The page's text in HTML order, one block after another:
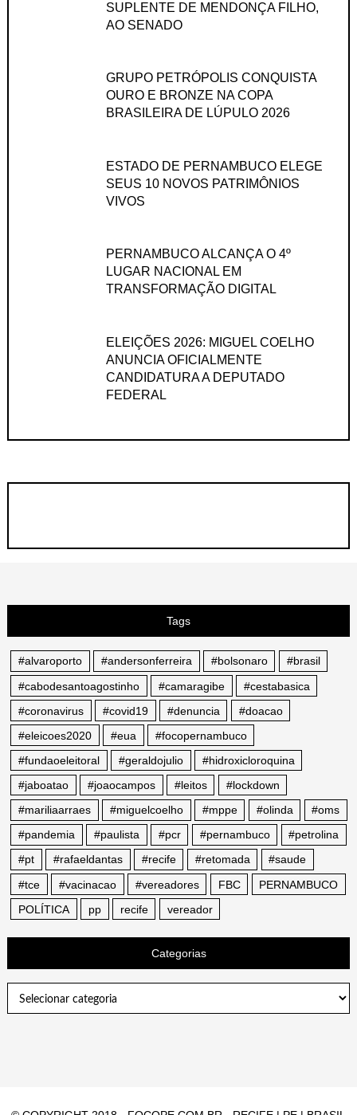
SUPLENTE DE MENDONÇA FILHO,
AO SENADO
GRUPO PETRÓPOLIS CONQUISTA
OURO E BRONZE NA COPA
BRASILEIRA DE LÚPULO 2026
ESTADO DE PERNAMBUCO ELEGE
SEUS 10 NOVOS PATRIMÔNIOS
VIVOS
PERNAMBUCO ALCANÇA O 4º
LUGAR NACIONAL EM
TRANSFORMAÇÃO DIGITAL
ELEIÇÕES 2026: MIGUEL COELHO
ANUNCIA OFICIALMENTE
CANDIDATURA A DEPUTADO
FEDERAL
Tags
#alvaroporto #andersonferreira #bolsonaro
#brasil
#cabodesantoagostinho
#camaragibe
#cestabasica
#coronavirus
#covid19 #denuncia
#doacao
#eleicoes2020
#eua
#focopernambuco
#fundaoeleitoral
#geraldojulio
#hidroxicloroquina
#jaboatao
#joaocampos #leitos
#lockdown
#mariliaarraes
#miguelcoelho #mppe #olinda
#oms
#pandemia
#paulista #pcr #pernambuco
#petrolina
#pt
#rafaeldantas #recife #retomada
#saude
#tce
#vacinacao #vereadores FBC
PERNAMBUCO
POLÍTICA
pp recife vereador
Categorias